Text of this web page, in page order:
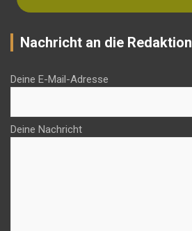
Nachricht an die Redaktion
Deine E-Mail-Adresse
Deine Nachricht